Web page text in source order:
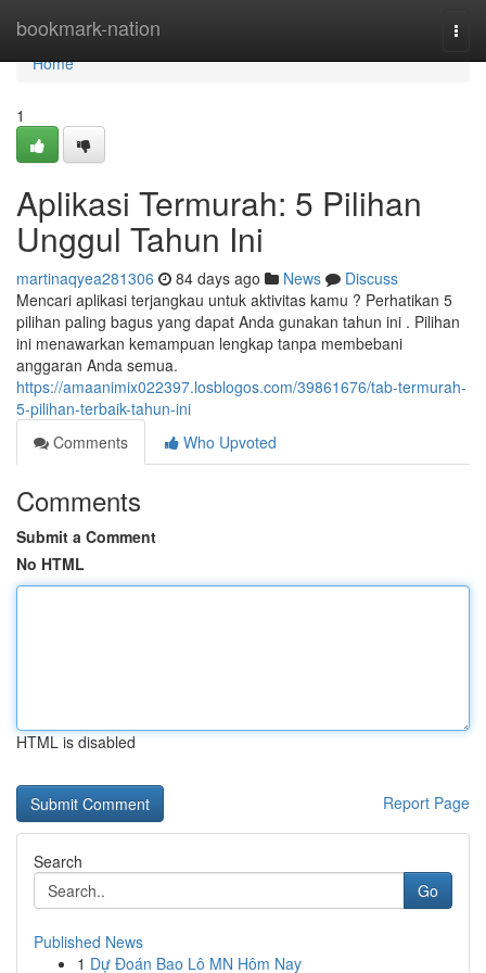
bookmark-nation
Home
Home
1
Aplikasi Termurah: 5 Pilihan
Unggul Tahun Ini
martinaqyea281306 84 days ago News
Discuss
Mencari aplikasi terjangkau untuk aktivitas kamu ? Perhatikan 5
pilihan paling bagus yang dapat Anda gunakan tahun ini . Pilihan
ini menawarkan kemampuan lengkap tanpa membebani
anggaran Anda semua.
https://amaanimix022397.losblogos.com/39861676/tab-termurah-
5-pilihan-terbaik-tahun-ini
Comments
Who Upvoted
Comments
Submit a Comment
No HTML
HTML is disabled
Report Page
Search
Go
Published News
1 Dự Đoán Bao Lô MN Hôm Nay